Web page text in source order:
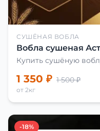
СУШЁНАЯ ВОБЛА
Вобла сушеная
Купить сушёную
1 350 ₽ 1 500 ₽
от 2кг
-18%